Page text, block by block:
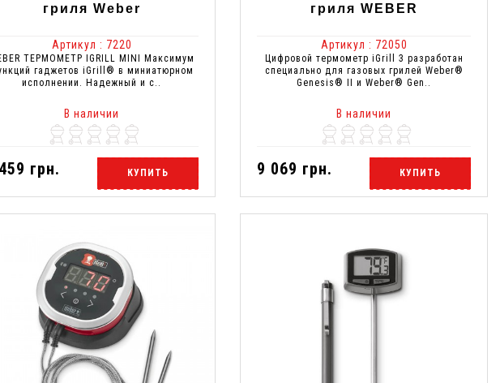
гриля Weber
Артикул : 7220
ТЕРМОМЕТР IGRILL MINI Максимум
гаджетов iGrill® в миниатюрном
исполнении. Надежный и с..
В наличии
грн. КУПИТЬ
гриля WEBER
Артикул : 72050
Цифровой термометр iGrill 3 разработан
специально для газовых грилей Weber®
Genesis® II и Weber® Gen..
В наличии
9 069 грн. КУПИТЬ